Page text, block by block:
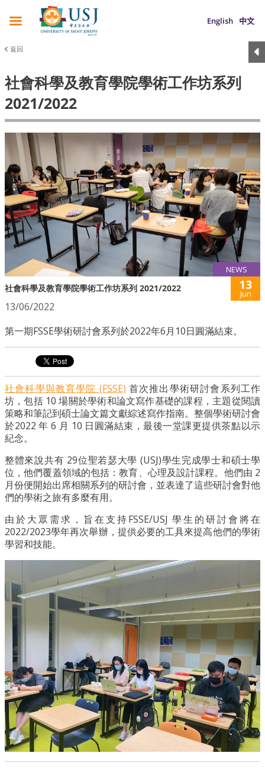
English 中文
返回
社會科學及教育學院學術工作坊系列
2021/2022
NEWS
社會科學及教育學院學術工作坊系列 2021/2022 13
Jun
13/06/2022
第一期FSSE學術研討會系列於2022年6月10日圓滿結束。
社會科學與教育學院 (FSSE) 首次推出學術研討會系列工作
坊，包括10場關於學術和論文寫作基礎的課程，主題從閱讀
策略和筆記到碩士論文篇文獻綜述寫作指南。整個學術研討會
於2022年 6 月 10 日圓滿結束，最後一堂課更提供茶點以示
紀念。
整體來說共有 29位聖若瑟大學 (USJ)學生完成學士和碩士學
位，他們覆蓋領域的包括：教育、心理及設計課程。他們由 2
月份便開始出席相關系列的研討會，並表達了這些研討會對他
們的學術之旅有多麼有用。
由於大眾需求，旨在支持FSSE/USJ 學生的研討會將在
2022/2023學年再次舉辦，提供必要的工具來提高他們的學術
學習和技能。